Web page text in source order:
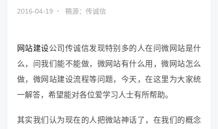
2016-04-19 · 稿源：传诚信
网站建设公司传诚信发现特别多的人在问微网站是什
么，问我们能不能做，微网站有什么用，微网站怎么
做，微网站建设流程等问题，今天，在这里为大家统
一解答，希望能对各位爱学习人士有所帮助。
其实我们认为现在的人把微站神话了，在我们的概念